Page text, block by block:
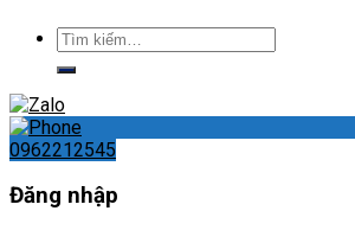
Tìm
kiếm:
0962212545
Đăng nhập